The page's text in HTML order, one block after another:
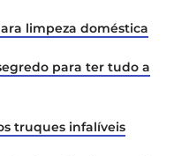
limpeza doméstica
para ter tudo a
truques infalíveis